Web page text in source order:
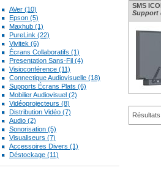
AVer (10)
Epson (5)
Maxhub (1)
PureLink (22)
Vivitek (6)
Écrans Collaboratifs (1)
Presentation Sans-Fil (4)
Visioconférence (11)
Connectique Audiovisuelle (18)
Supports Écrans Plats (6)
Mobilier Audiovisuel (2)
Vidéoprojecteurs (8)
Distribution Vidéo (7)
Audio (2)
Sonorisation (5)
Visualiseurs (7)
Accessoires Divers (1)
Déstockage (11)
SMS
Support